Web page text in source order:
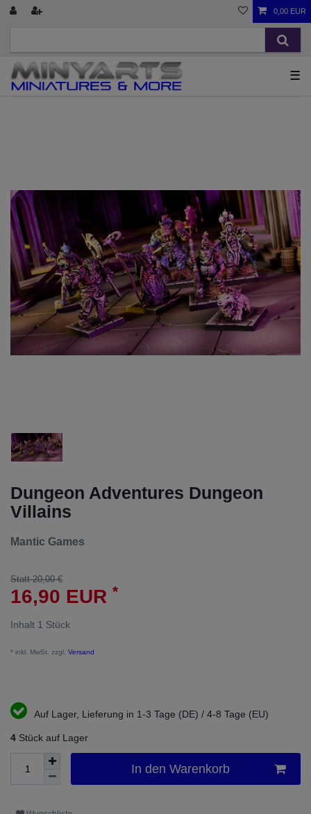
0,00 EUR
☰
Dungeon Adventures Dungeon
Villains
Mantic Games
Statt 20,00 €
16,90 EUR *
Inhalt 1 Stück
* inkl. MwSt. zzgl. Versand
Auf Lager, Lieferung in 1-3 Tage (DE) / 4-8 Tage (EU)
4 Stück auf Lager
In den Warenkorb